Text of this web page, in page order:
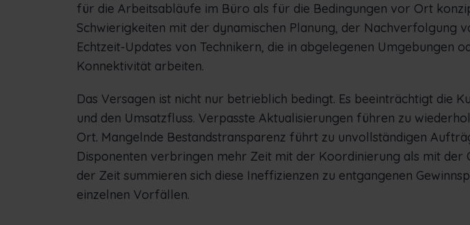
für die Arbeitsabläufe im Büro als für die Bedingungen vor Ort
Schwierigkeiten mit der dynamischen Planung, der Nachverfolgung
Echtzeit-Updates von Technikern, die in abgelegenen Umgebungen
Konnektivität arbeiten.
Das Versagen ist nicht nur betrieblich bedingt. Es beeinträchtigt die
und den Umsatzfluss. Verpasste Aktualisierungen führen zu
Ort. Mangelnde Bestandstransparenz führt zu unvollständigen
Disponenten verbringen mehr Zeit mit der Koordinierung als mit der
der Zeit summieren sich diese Ineffizienzen zu entgangenen
einzelnen Vorfällen.